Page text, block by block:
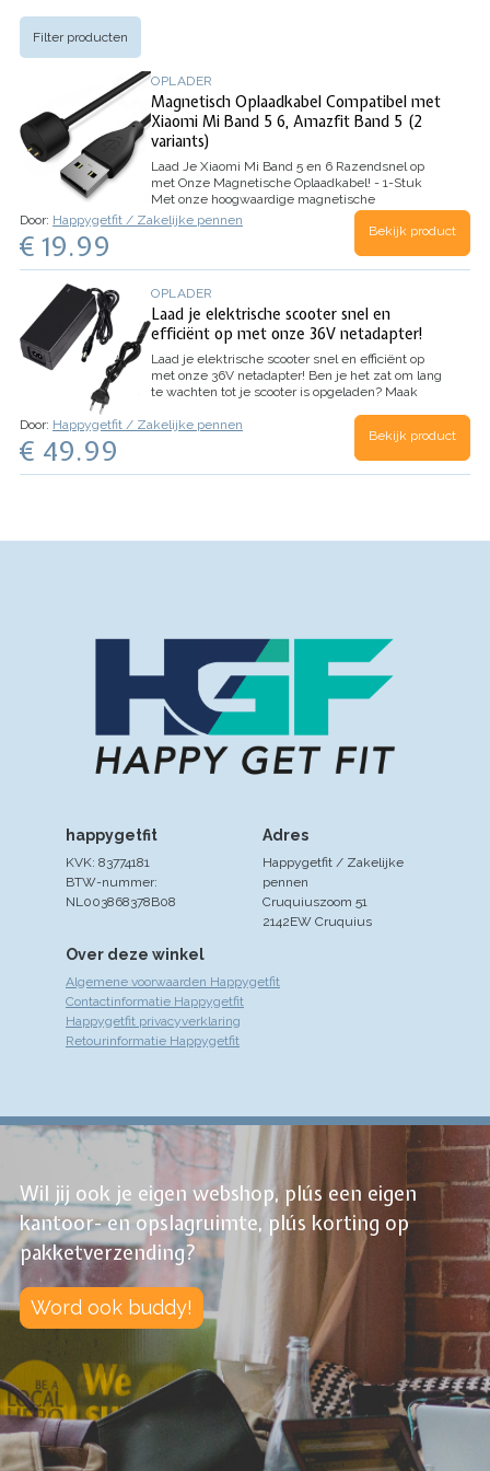
Filter producten
OPLADER
Magnetisch Oplaadkabel Compatibel met
Xiaomi Mi Band 5 6, Amazfit Band 5 (2
variants)
Laad Je Xiaomi Mi Band 5 en 6 Razendsnel op
met Onze Magnetische Oplaadkabel! - 1-Stuk
Met onze hoogwaardige magnetische
oplaadkabel ben je altijd verzekerd van een
snelle, stabiele en efficiënte oplaadervaring voor
je Xiaomi Mi Band 5 en 6, evenals de Amazfit
Door: Happygetfit / Zakelijke pennen
€ 19.99 Bekijk product
OPLADER
Laad je elektrische scooter snel en
efficiënt op met onze 36V netadapter!
Laad je elektrische scooter snel en efficiënt op
met onze 36V netadapter! Ben je het zat om lang
te wachten tot je scooter is opgeladen? Maak
perfecte oplossing voor supersnel en veilig
Door: Happygetfit / Zakelijke pennen
€ 49.99 Bekijk product
Over deze winkel
Algemene voorwaarden Happygetfit
Contactinformatie Happygetfit
Happygetfit privacyverklaring
Retourinformatie Happygetfit
Adres
Happygetfit / Zakelijke
pennen
Cruquiuszoom 51
2142EW Cruquius
happygetfit
KVK: 83774181
BTW-nummer:
NL003868378B08
Wil jij ook je eigen webshop, plús een eigen
kantoor- en opslagruimte, plús korting op
pakketverzending?
Word ook buddy!